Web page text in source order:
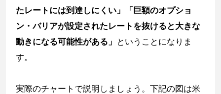
たレートには到達しにくい」「巨額のオプショ
ン・バリアが設定されたレートを抜けると大きな
動きになる可能性がある」 ということになりま
す。
実際のチャートで説明しましょう。下記の図は米